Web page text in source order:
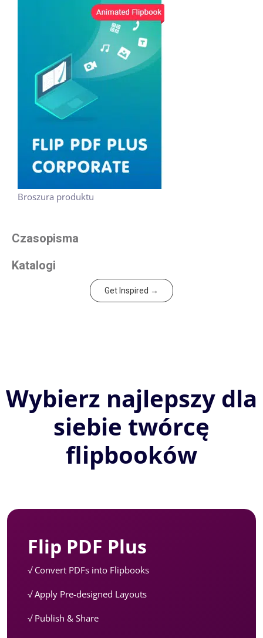
Broszura produktu
Czasopisma
Katalogi
Get Inspired →
Wybierz najlepszy dla
siebie twórcę
flipbooków
Flip PDF Plus
√ Convert PDFs into Flipbooks
√ Apply Pre-designed Layouts
√ Publish & Share